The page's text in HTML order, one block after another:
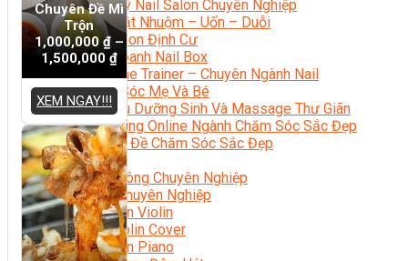
Quản Lý Nail Salon Chuyên Nghiệp
Kỹ Thuật Nhuộm – Uốn – Duỗi
Nail Salon Định Cư
Kinh Doanh Nail Box
Train The Trainer – Chuyên Ngành Nail
Chăm Sóc Mẹ Và Bé
Gội Đầu Dưỡng Sinh Và Massage Thư Giãn
Marketing Online Ngành Chăm Sóc Sắc Đẹp
Chuyên Đề Chăm Sóc Sắc Đẹp
Âm Nhạc
Nhạc Công Chuyên Nghiệp
Ca Sĩ Chuyên Nghiệp
Học Đàn Violin
Học Violin Cover
Học Đàn Piano
Chuyên Đề Mì
Trộn
1,000,000₫–
1,500,000 ₫
XEM NGAY!!!